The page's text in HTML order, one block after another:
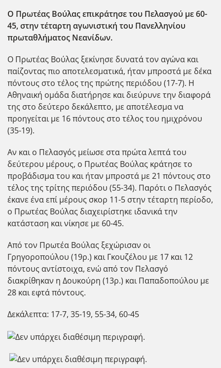
Ο Πρωτέας Βούλας επικράτησε του Πελασγού με 60-
45, στην τέταρτη αγωνιστική του Πανελληνίου
πρωταθλήματος Νεανίδων.
Ο Πρωτέας Βούλας ξεκίνησε δυνατά τον αγώνα και
παίζοντας πιο αποτελεσματικά, ήταν μπροστά με δέκα
πόντους στο τέλος της πρώτης περιόδου (17-7). Η
Αθηναική ομάδα διατήρησε και διεύρυνε την διαφορά
της στο δεύτερο δεκάλεπτο, με αποτέλεσμα να
προηγείται με 16 πόντους στο τέλος του ημιχρόνου
(35-19).
Αν και ο Πελασγός μείωσε στα πρώτα λεπτά του
δεύτερου μέρους, ο Πρωτέας Βούλας κράτησε το
προβάδισμα του και ήταν μπροστά με 21 πόντους στο
τέλος της τρίτης περιόδου (55-34). Παρότι ο Πελασγός
έκανε ένα επί μέρους σκορ 11-5 στην τέταρτη περίοδο,
ο Πρωτέας Βούλας διαχειρίστηκε ιδανικά την
κατάσταση και νίκησε με 60-45.
Από τον Πρωτέα Βούλας ξεχώρισαν οι
Γρηγοροπούλου (19ρ.) και Γκουζέλου με 17 και 12
πόντους αντίστοιχα, ενώ από τον Πελασγό
διακρίθηκαν η Δουκούρη (13ρ.) και Παπαδοπούλου με
28 και εφτά πόντους.
Δεκάλεπτα: 17-7, 35-19, 55-34, 60-45